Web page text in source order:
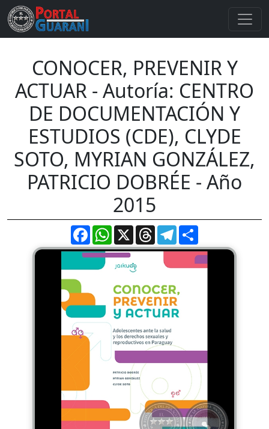
CONOCER, PREVENIR Y
ACTUAR - Autoría: CENTRO
DE DOCUMENTACIÓN Y
ESTUDIOS (CDE), CLYDE
SOTO, MYRIAN GONZÁLEZ,
PATRICIO DOBRÉE - Año
2015
FacebookWhatsApp
X ThreadsTelegram